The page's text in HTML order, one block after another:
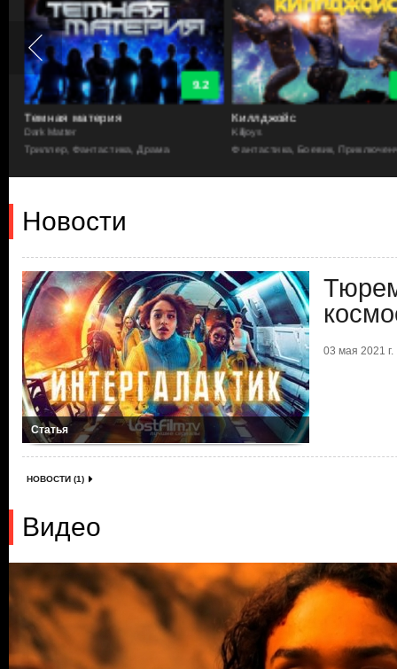
9.2
Темная материя
Dark Matter
Триллер, Фантастика, Драма
Киллджойс
Killjoys
Фантастика, Боевик,
Новости
Статья
03 мая 2021 г.
НОВОСТИ (1)
Видео